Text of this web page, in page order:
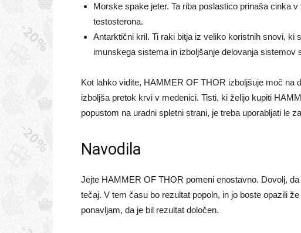
Morske spake jeter. Ta riba poslastico prinaša cinka
testosterona.
Antarktični kril. Ti raki bitja iz veliko koristnih snovi, ki
imunskega sistema in izboljšanje delovanja sistemov
Kot lahko vidite, HAMMER OF THOR izboljšuje moč na
izboljša pretok krvi v medenici. Tisti, ki želijo kupiti
popustom na uradni spletni strani, je treba uporabljati le
Navodila
Jejte HAMMER OF THOR pomeni enostavno. Dovolj,
tečaj. V tem času bo rezultat popoln, in jo boste opazili
ponavljam, da je bil rezultat določen.